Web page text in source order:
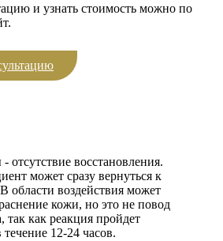
и узнать стоимость можно по
восстановления.
может сразу вернуться к
области воздействия может
кожи, но это не повод
так как реакция пройдет
течение 12-24 часов.